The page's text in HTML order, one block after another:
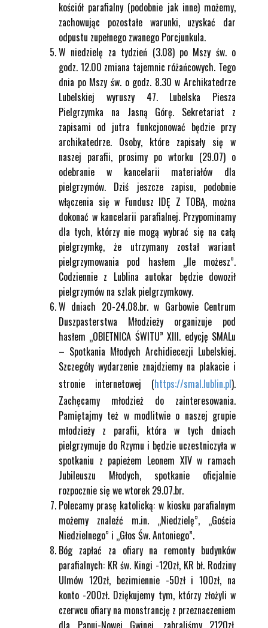
kościół parafialny (podobnie jak inne) możemy,
zachowując pozostałe warunki, uzyskać dar
odpustu zupełnego zwanego Porcjunkula.
W niedzielę za tydzień (3.08) po Mszy św. o
godz. 12.00 zmiana tajemnic różańcowych. Tego
dnia po Mszy św. o godz. 8.30 w Archikatedrze
Lubelskiej wyruszy 47. Lubelska Piesza
Pielgrzymka na Jasną Górę. Sekretariat z
zapisami od jutra funkcjonować będzie przy
archikatedrze. Osoby, które zapisały się w
naszej parafii, prosimy po wtorku (29.07) o
odebranie w kancelarii materiałów dla
pielgrzymów. Dziś jeszcze zapisu, podobnie
włączenia się w Fundusz IDĘ Z TOBĄ, można
dokonać w kancelarii parafialnej. Przypominamy
dla tych, którzy nie mogą wybrać się na całą
pielgrzymkę, że utrzymany został wariant
pielgrzymowania pod hasłem „Ile możesz”.
Codziennie z Lublina autokar będzie dowoził
pielgrzymów na szlak pielgrzymkowy.
W dniach 20-24.08.br. w Garbowie Centrum
Duszpasterstwa Młodzieży organizuje pod
hasłem „OBIETNICA ŚWITU” XIII. edycję SMALu
– Spotkania Młodych Archidiecezji Lubelskiej.
Szczegóły wydarzenie znajdziemy na plakacie i
stronie internetowej (https://smal.lublin.pl).
Zachęcamy młodzież do zainteresowania.
Pamiętajmy też w modlitwie o naszej grupie
młodzieży z parafii, która w tych dniach
pielgrzymuje do Rzymu i będzie uczestniczyła w
spotkaniu z papieżem Leonem XIV w ramach
Jubileuszu Młodych, spotkanie oficjalnie
rozpocznie się we wtorek 29.07.br.
Polecamy prasę katolicką: w kiosku parafialnym
możemy znaleźć m.in. „Niedzielę”, „Gościa
Niedzielnego” i „Głos Św. Antoniego”.
Bóg zapłać za ofiary na remonty budynków
parafialnych: KR św. Kingi -120zł, KR bł. Rodziny
Ulmów 120zł, bezimiennie -50zł i 100zł, na
konto -200zł. Dziękujemy tym, którzy złożyli w
czerwcu ofiary na monstrancję z przeznaczeniem
dla Papui-Nowej Gwinei, zabraliśmy 2120zł,